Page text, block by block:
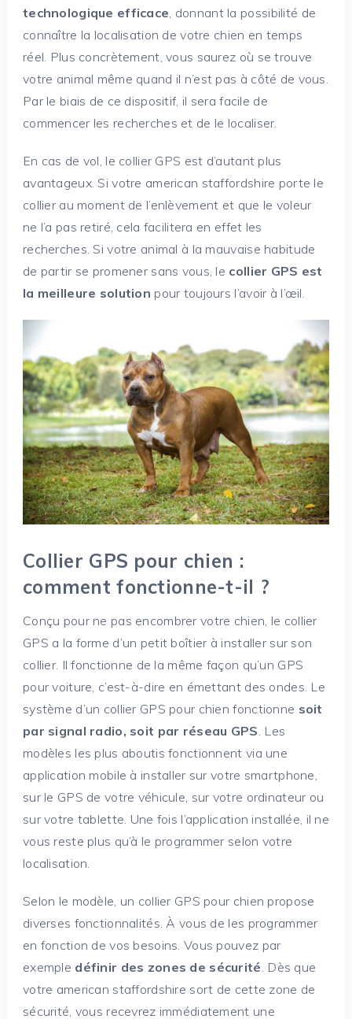
technologique efficace, donnant la possibilité de
connaître la localisation de votre chien en temps
réel. Plus concrètement, vous saurez où se trouve
votre animal même quand il n’est pas à côté de vous.
Par le biais de ce dispositif, il sera facile de
commencer les recherches et de le localiser.
En cas de vol, le collier GPS est d’autant plus
avantageux. Si votre american staffordshire porte le
collier au moment de l’enlèvement et que le voleur
ne l’a pas retiré, cela facilitera en effet les
recherches. Si votre animal à la mauvaise habitude
de partir se promener sans vous, le collier GPS est
la meilleure solution pour toujours l’avoir à l’œil.
Collier GPS pour chien :
comment fonctionne-t-il ?
Conçu pour ne pas encombrer votre chien, le collier
GPS a la forme d’un petit boîtier à installer sur son
collier. Il fonctionne de la même façon qu’un GPS
pour voiture, c’est-à-dire en émettant des ondes. Le
système d’un collier GPS pour chien fonctionne soit
par signal radio, soit par réseau GPS. Les
modèles les plus aboutis fonctionnent via une
application mobile à installer sur votre smartphone,
sur le GPS de votre véhicule, sur votre ordinateur ou
sur votre tablette. Une fois l’application installée, il ne
vous reste plus qu’à le programmer selon votre
localisation.
Selon le modèle, un collier GPS pour chien propose
diverses fonctionnalités. À vous de les programmer
en fonction de vos besoins. Vous pouvez par
exemple définir des zones de sécurité. Dès que
votre american staffordshire sort de cette zone de
sécurité, vous recevrez immédiatement une